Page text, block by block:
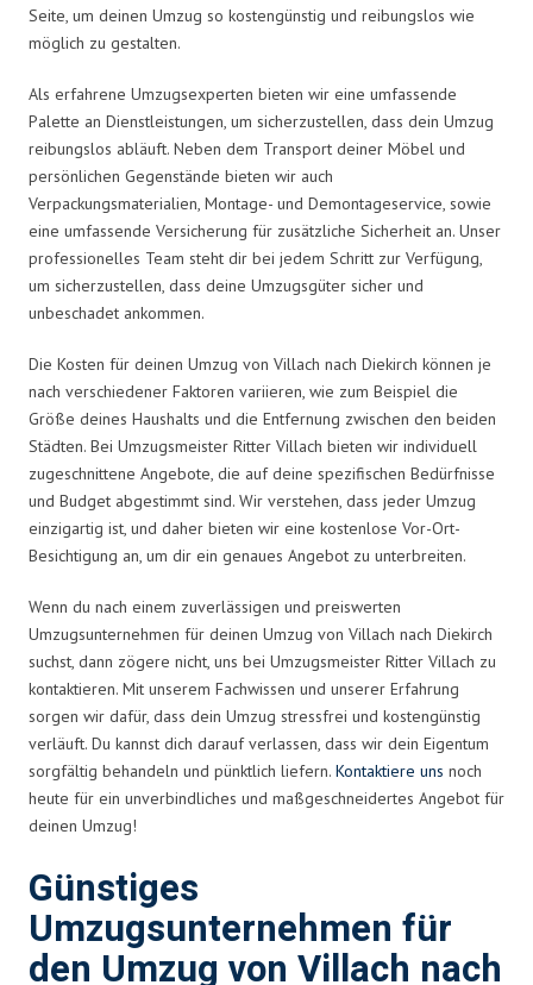
Seite, um deinen Umzug so kostengünstig und reibungslos wie
möglich zu gestalten.
Als erfahrene Umzugsexperten bieten wir eine umfassende
Palette an Dienstleistungen, um sicherzustellen, dass dein Umzug
reibungslos abläuft. Neben dem Transport deiner Möbel und
persönlichen Gegenstände bieten wir auch
Verpackungsmaterialien, Montage- und Demontageservice, sowie
eine umfassende Versicherung für zusätzliche Sicherheit an. Unser
professionelles Team steht dir bei jedem Schritt zur Verfügung,
um sicherzustellen, dass deine Umzugsgüter sicher und
unbeschadet ankommen.
Die Kosten für deinen Umzug von Villach nach Diekirch können je
nach verschiedener Faktoren variieren, wie zum Beispiel die
Größe deines Haushalts und die Entfernung zwischen den beiden
Städten. Bei Umzugsmeister Ritter Villach bieten wir individuell
zugeschnittene Angebote, die auf deine spezifischen Bedürfnisse
und Budget abgestimmt sind. Wir verstehen, dass jeder Umzug
einzigartig ist, und daher bieten wir eine kostenlose Vor-Ort-
Besichtigung an, um dir ein genaues Angebot zu unterbreiten.
Wenn du nach einem zuverlässigen und preiswerten
Umzugsunternehmen für deinen Umzug von Villach nach Diekirch
suchst, dann zögere nicht, uns bei Umzugsmeister Ritter Villach zu
kontaktieren. Mit unserem Fachwissen und unserer Erfahrung
sorgen wir dafür, dass dein Umzug stressfrei und kostengünstig
verläuft. Du kannst dich darauf verlassen, dass wir dein Eigentum
sorgfältig behandeln und pünktlich liefern. Kontaktiere uns noch
heute für ein unverbindliches und maßgeschneidertes Angebot für
deinen Umzug!
Günstiges
Umzugsunternehmen für
den Umzug von Villach nach